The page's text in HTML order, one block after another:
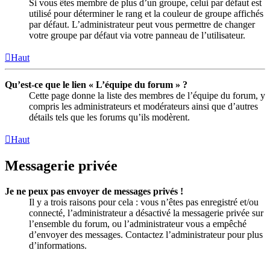
Si vous êtes membre de plus d’un groupe, celui par défaut est
utilisé pour déterminer le rang et la couleur de groupe affichés
par défaut. L’administrateur peut vous permettre de changer
votre groupe par défaut via votre panneau de l’utilisateur.
Haut
Qu’est-ce que le lien « L’équipe du forum » ?
Cette page donne la liste des membres de l’équipe du forum, y
compris les administrateurs et modérateurs ainsi que d’autres
détails tels que les forums qu’ils modèrent.
Haut
Messagerie privée
Je ne peux pas envoyer de messages privés !
Il y a trois raisons pour cela : vous n’êtes pas enregistré et/ou
connecté, l’administrateur a désactivé la messagerie privée sur
l’ensemble du forum, ou l’administrateur vous a empêché
d’envoyer des messages. Contactez l’administrateur pour plus
d’informations.